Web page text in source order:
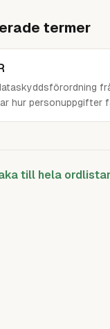
termer
hur personuppgifter
till hela